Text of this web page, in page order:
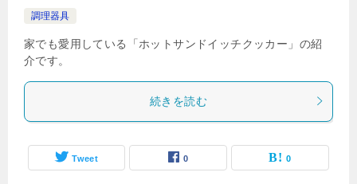
調理器具
家でも愛用している「ホットサンドイッチクッカー」の紹
介です。
続きを読む
Tweet 0 0